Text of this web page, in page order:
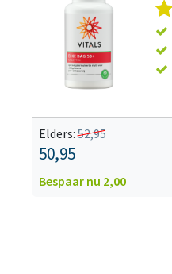
Elders:52,95
50,95
Bespaar nu 2,00